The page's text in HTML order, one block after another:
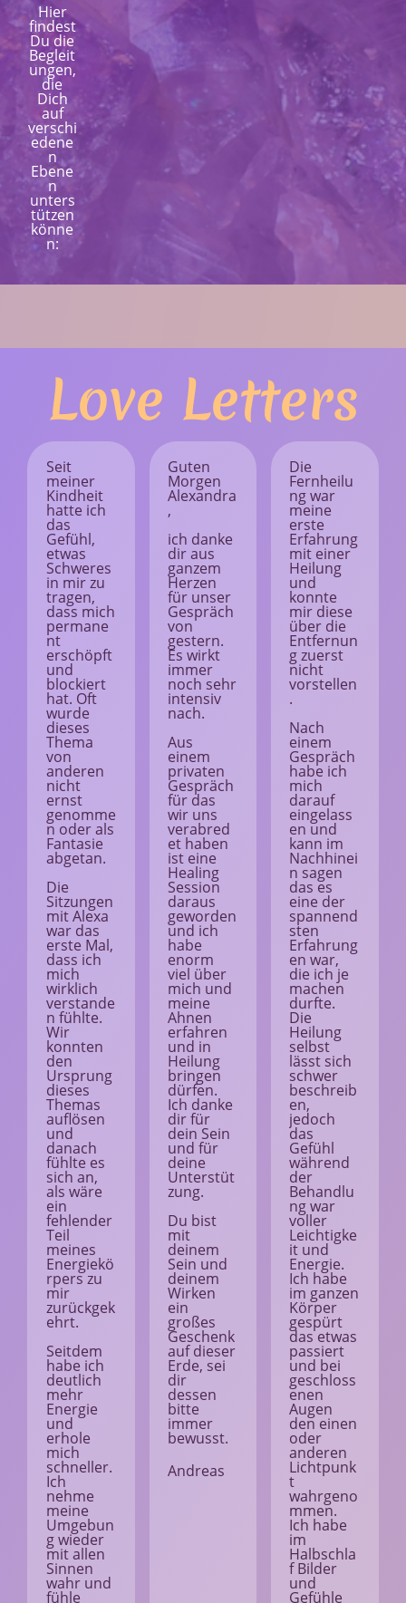
Hier
findest
Du die
Begleit
ungen,
die
Dich
auf
verschi
edene
n
Ebene
n
unters
tützen
könne
n:
Love Letters
Seit
meiner
Kindheit
hatte ich
das
Gefühl,
etwas
Schweres
in mir zu
tragen,
dass mich
permane
nt
erschöpft
und
blockiert
hat. Oft
wurde
dieses
Thema
von
anderen
nicht
ernst
genomme
n oder als
Fantasie
abgetan.
Die
Sitzungen
mit Alexa
war das
erste Mal,
dass ich
mich
wirklich
verstande
n fühlte.
Wir
konnten
den
Ursprung
dieses
Themas
auflösen
und
danach
fühlte es
sich an,
als wäre
ein
fehlender
Teil
meines
Energiekö
rpers zu
mir
zurückgek
ehrt.
Seitdem
habe ich
deutlich
mehr
Energie
und
erhole
mich
schneller.
Ich
nehme
meine
Umgebun
g wieder
mit allen
Sinnen
wahr und
fühle
Guten
Morgen
Alexandra
,
ich danke
dir aus
ganzem
Herzen
für unser
Gespräch
von
gestern.
Es wirkt
immer
noch sehr
intensiv
nach.
Aus
einem
privaten
Gespräch
für das
wir uns
verabred
et haben
ist eine
Healing
Session
daraus
geworden
und ich
habe
enorm
viel über
mich und
meine
Ahnen
erfahren
und in
Heilung
bringen
dürfen.
Ich danke
dir für
dein Sein
und für
deine
Unterstüt
zung.
Du bist
mit
deinem
Sein und
deinem
Wirken
ein
großes
Geschenk
auf dieser
Erde, sei
dir
dessen
bitte
immer
bewusst.
Andreas
Die
Fernheilu
ng war
meine
erste
Erfahrung
mit einer
Heilung
und
konnte
mir diese
über die
Entfernun
g zuerst
nicht
vorstellen
.
Nach
einem
Gespräch
habe ich
mich
darauf
eingelass
en und
kann im
Nachhinei
n sagen
das es
eine der
spannend
sten
Erfahrung
en war,
die ich je
machen
durfte.
Die
Heilung
selbst
lässt sich
schwer
beschreib
en,
jedoch
das
Gefühl
während
der
Behandlu
ng war
voller
Leichtigke
it und
Energie.
Ich habe
im ganzen
Körper
gespürt
das etwas
passiert
und bei
geschloss
enen
Augen
den einen
oder
anderen
Lichtpunk
t
wahrgeno
mmen.
Ich habe
im
Halbschla
f Bilder
und
Gefühle